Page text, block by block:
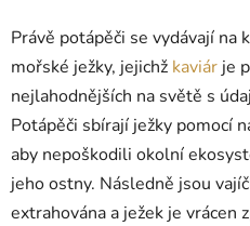
Právě potápěči se vydávají na
mořské ježky, jejichž kaviár je
nejlahodnějších na světě s
Potápěči sbírají ježky pomocí
aby nepoškodili okolní
jeho ostny. Následně jsou
extrahována a ježek je vrácen